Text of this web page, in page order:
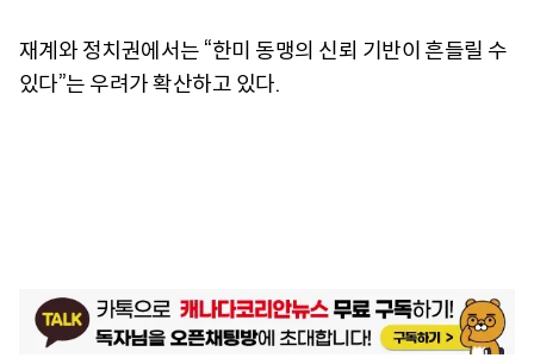
재계와 정치권에서는 “한미 동맹의 신뢰 기반이 흔들릴 수
있다”는 우려가 확산하고 있다.